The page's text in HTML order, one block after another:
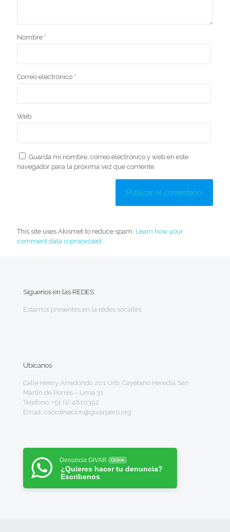
Nombre *
Correo electrónico *
Web
Guarda mi nombre, correo electrónico y web en este
navegador para la próxima vez que comente.
This site uses Akismet to reduce spam. Learn how your
comment data is processed.
Síguenos en las REDES
Estamos presentes en la redes sociales:
Ubícanos
Calle Henry Arredondo 201 Urb, Cayetano Heredia San
Martín de Porres – Lima 31
Teléfono: +51 (1) 4810392
Email: coordinacion@givarperu.org
Denuncia GIVAR Online
¿Quieres hacer tu denuncia?
Escribenos